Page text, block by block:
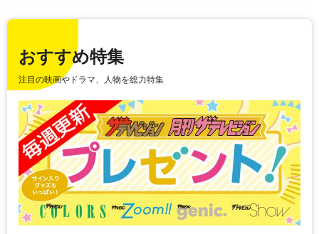
おすすめ特集
注目の映画やドラマ、人物を総力特集